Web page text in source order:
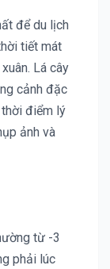
để du lịch
tiết mát
Lá cây
cảnh đặc
điểm lý
ảnh và
từ -3
phải lúc